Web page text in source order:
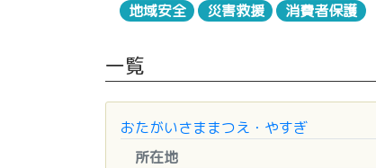
地域安全
災害救援 消費者保護
一覧
おたがいさままつえ・やすぎ
所在地